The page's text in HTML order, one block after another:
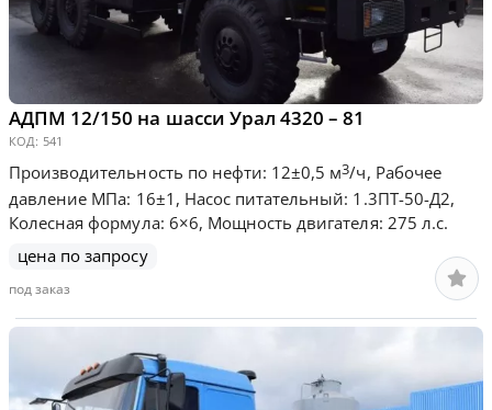
АДПМ 12/150 на шасси Урал 4320 – 81
КОД: 541
Производительность по нефти: 12±0,5 м3/ч, Рабочее
давление МПа: 16±1, Насос питательный: 1.3ПТ-50-Д2,
Колесная формула: 6×6, Мощность двигателя: 275 л.с.
цена по запросу
под заказ